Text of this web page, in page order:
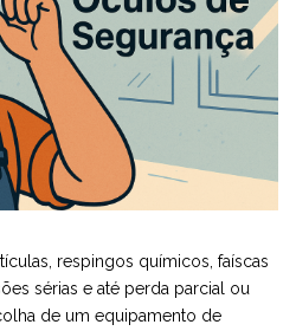
respingos químicos, faíscas
sérias e até perda parcial ou
de um equipamento de